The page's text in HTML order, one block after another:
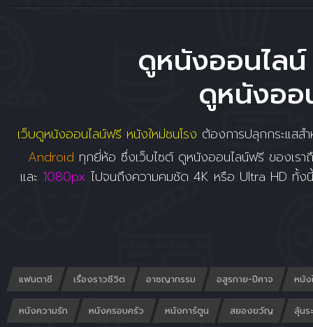
ดูหนังออนไล
ดูหนังออ
เว็บดูหนังออนไลน์ฟรี หนังใหม่ชนโรง ต้องการปลุกกระแสส
Android ทุกยี่ห้อ ซึ่งเว็บไซต์ ดูหนังออนไลน์ฟรี ของเรา
และ 1080px ไปจนถึงความคมชัด 4K หรือ Ultra HD ทั้งนี้
แฟนตาซี เรื่องราวชีวิต อาชญากรรม อสูรกาย-ปีศาจ หนั
หนังความรัก หนังครอบครัว หนังการ์ตูน สยองขวัญ ลุ้นร